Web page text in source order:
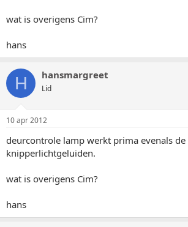
wat is overigens Cim?
hans
H hansmargreet
Lid
10 apr 2012
deurcontrole lamp werkt prima evenals de
knipperlichtgeluiden.
wat is overigens Cim?
hans